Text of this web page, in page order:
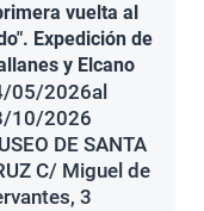
vuelta al
Expedición de
y Elcano
05/2026al
10/2026
DE SANTA
C/ Miguel de
3